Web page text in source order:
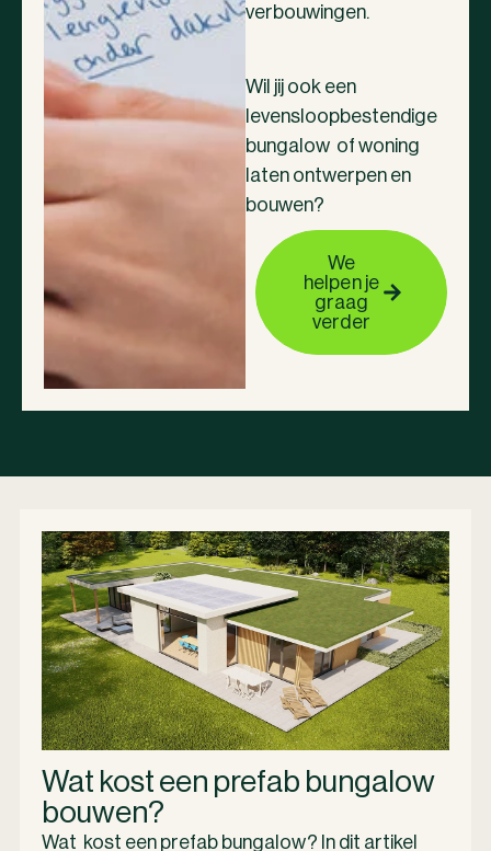
verbouwingen.
Wil jij ook een
levensloopbestendige
bungalow of woning
laten ontwerpen en
bouwen?
We
helpen je
graag
verder
Wat kost een prefab bungalow
bouwen?
Wat kost een prefab bungalow? In dit artikel